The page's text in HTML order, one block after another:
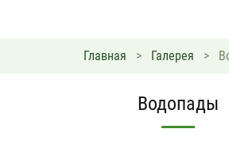
Главная > Галерея >
Водопады